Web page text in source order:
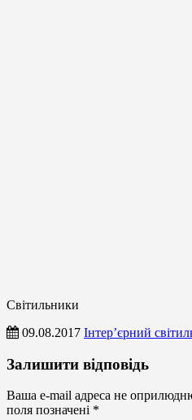
Світильники
09.08.2017 Інтер’єрний
Світильники
Залишити відповідь
Ваша e-mail адреса не
поля позначені *